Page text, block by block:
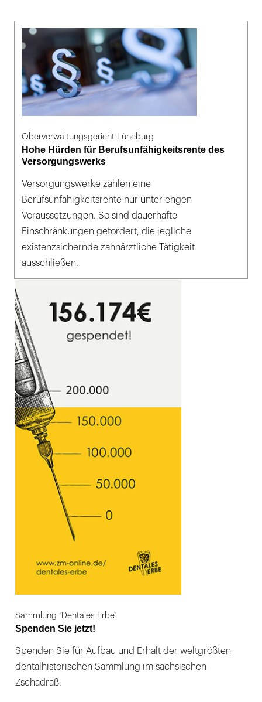
Oberverwaltungsgericht Lüneburg
Hohe Hürden für Berufsunfähigkeitsrente des
Versorgungswerks
Versorgungswerke zahlen eine
Berufsunfähigkeitsrente nur unter engen
Voraussetzungen. So sind dauerhafte
Einschränkungen gefordert, die jegliche
existenzsichernde zahnärztliche Tätigkeit
ausschließen.
Sammlung "Dentales Erbe"
Spenden Sie jetzt!
Spenden Sie für Aufbau und Erhalt der weltgrößten
dentalhistorischen Sammlung im sächsischen
Zschadraß.